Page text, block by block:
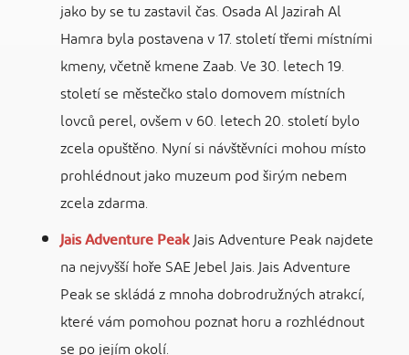
jako by se tu zastavil čas. Osada Al Jazirah Al
Hamra byla postavena v 17. století třemi místními
kmeny, včetně kmene Zaab. Ve 30. letech 19.
století se městečko stalo domovem místních
lovců perel, ovšem v 60. letech 20. století bylo
zcela opuštěno. Nyní si návštěvníci mohou místo
prohlédnout jako muzeum pod širým nebem
zcela zdarma.
Jais Adventure PeakJais Adventure Peak najdete
na nejvyšší hoře SAE Jebel Jais. Jais Adventure
Peak se skládá z mnoha dobrodružných atrakcí,
které vám pomohou poznat horu a rozhlédnout